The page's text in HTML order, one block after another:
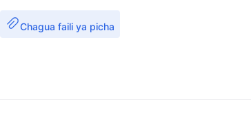
Chagua faili ya picha